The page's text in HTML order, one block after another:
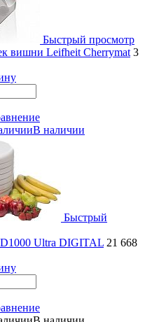
Быстрый просмотр
вишни Leifheit Cherrymat 3
В наличии
Быстрый
Ultra DIGITAL 21 668